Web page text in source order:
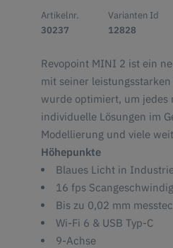
Artikelnr.
30237
Varianten Id
12828
Revopoint MINI 2 ist ein
mit seiner
wurde optimiert, um jedes
individuelle Lösungen im
Modellierung und viele
Höhepunkte
Blaues Licht in
16 fps
Bis zu 0,02 mm
Wi-Fi 6 & USB Typ-C
9-Achse